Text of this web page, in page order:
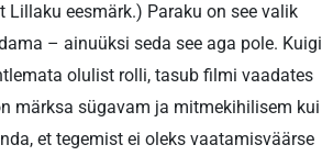
eesmärk.) Paraku on see valik
– ainuüksi seda see aga pole. Kuigi
olulist rolli, tasub filmi vaadates
märksa sügavam ja mitmekihilisem kui
et tegemist ei oleks vaatamisväärse